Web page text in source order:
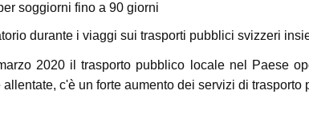
soggiorni fino a 90 giorni
durante i viaggi sui trasporti pubblici svizzeri
2020 il trasporto pubblico locale nel Paese
c'è un forte aumento dei servizi di trasporto